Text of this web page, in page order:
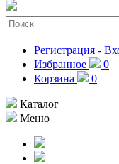
Регистрация -
Избранное
0
Корзина
0
Каталог
Меню